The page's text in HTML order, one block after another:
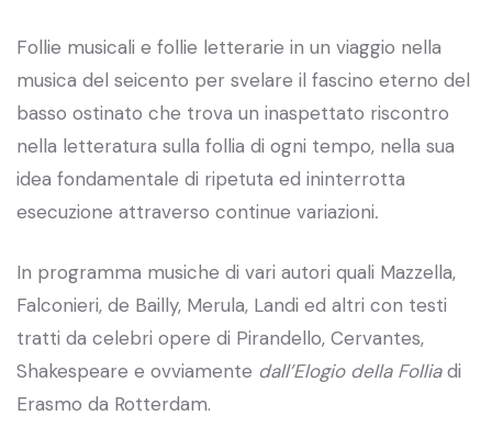
Follie musicali e follie letterarie in un viaggio nella
musica del seicento per svelare il fascino eterno del
basso ostinato che trova un inaspettato riscontro
nella letteratura sulla follia di ogni tempo, nella sua
idea fondamentale di ripetuta ed ininterrotta
esecuzione attraverso continue variazioni.
In programma musiche di vari autori quali Mazzella,
Falconieri, de Bailly, Merula, Landi ed altri con testi
tratti da celebri opere di Pirandello, Cervantes,
Shakespeare e ovviamente dall’Elogio della Folliadi
Erasmo da Rotterdam.